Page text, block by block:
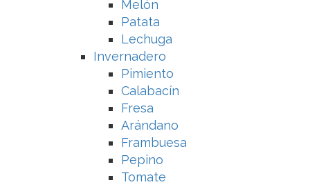
Melón
Patata
Lechuga
Invernadero
Pimiento
Calabacín
Fresa
Arándano
Frambuesa
Pepino
Tomate